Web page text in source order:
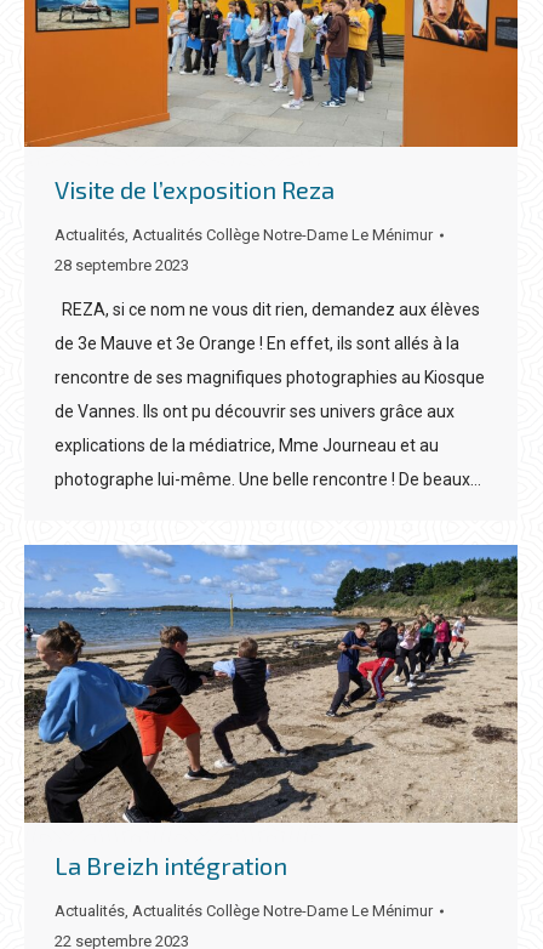
Visite de l’exposition Reza
Actualités, Actualités Collège Notre-Dame Le Ménimur
28 septembre 2023
REZA, si ce nom ne vous dit rien, demandez aux élèves
de 3e Mauve et 3e Orange ! En effet, ils sont allés à la
rencontre de ses magnifiques photographies au Kiosque
de Vannes. Ils ont pu découvrir ses univers grâce aux
explications de la médiatrice, Mme Journeau et au
photographe lui-même. Une belle rencontre ! De beaux…
La Breizh intégration
Actualités, Actualités Collège Notre-Dame Le Ménimur
22 septembre 2023